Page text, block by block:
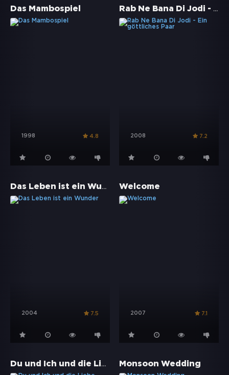
Das Mambospiel
1998 4.8
Rab Ne Bana Di Jodi - Ein göttliches Paar
2008 7.2
Das Leben ist ein Wunder
2004 7.5
Welcome
2007 7.1
Du und Ich und die Liebe Monsoon Wedding